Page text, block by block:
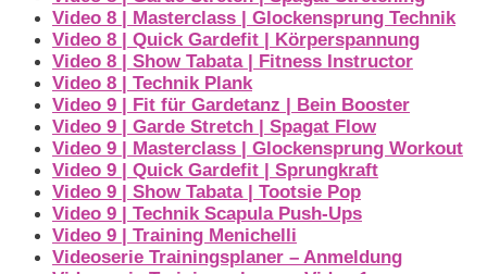
Video 8 | Masterclass | Glockensprung Technik
Video 8 | Quick Gardefit | Körperspannung
Video 8 | Show Tabata | Fitness Instructor
Video 8 | Technik Plank
Video 9 | Fit für Gardetanz | Bein Booster
Video 9 | Garde Stretch | Spagat Flow
Video 9 | Masterclass | Glockensprung Workout
Video 9 | Quick Gardefit | Sprungkraft
Video 9 | Show Tabata | Tootsie Pop
Video 9 | Technik Scapula Push-Ups
Video 9 | Training Menichelli
Videoserie Trainingsplaner – Anmeldung